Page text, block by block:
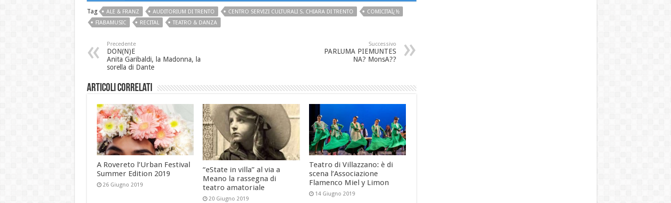
Tag ALE & FRANZ AUDITORIUM DI TRENTO CENTRO SERVIZI CULTURALI S. CHIARA DI TRENTO
COMICITAÏ¿½
FIABAMUSIC
RECITAL TEATRO & DANZA
Precedente
DON(N)E
Anita Garibaldi, la Madonna, la
sorella di Dante
Successivo
PARLUMA PIEMUNTES
NA? MonsA??
Articoli correlati
A Rovereto l’Urban Festival
Summer Edition 2019
26 Giugno 2019
“eState in villa” al via a
Meano la rassegna di
teatro amatoriale
20 Giugno 2019
Teatro di Villazzano: è di
scena l’Associazione
Flamenco Miel y Limon
14 Giugno 2019